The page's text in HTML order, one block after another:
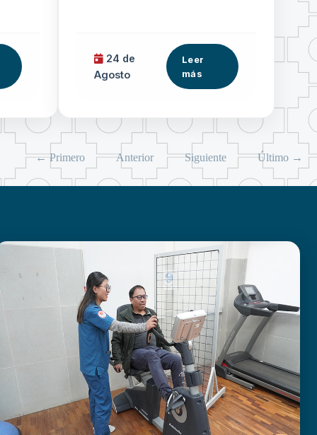
24 de
Agosto
Leer
más
← Primero Anterior Siguiente Último →